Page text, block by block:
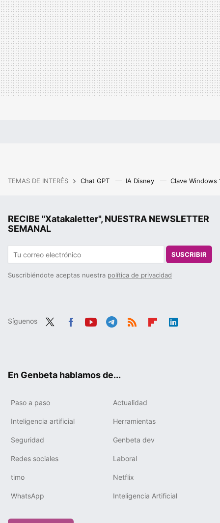
TEMAS DE INTERÉS Chat GPT IA Disney Clave Windows
RECIBE "Xatakaletter", NUESTRA NEWSLETTER
SEMANAL
SUSCRIBIR
Suscribiéndote aceptas nuestra política de privacidad
Síguenos
En Genbeta hablamos de...
Paso a paso Actualidad
Inteligencia artificial Herramientas
Seguridad Genbeta dev
Redes sociales Laboral
timo Netflix
WhatsApp Inteligencia Artificial